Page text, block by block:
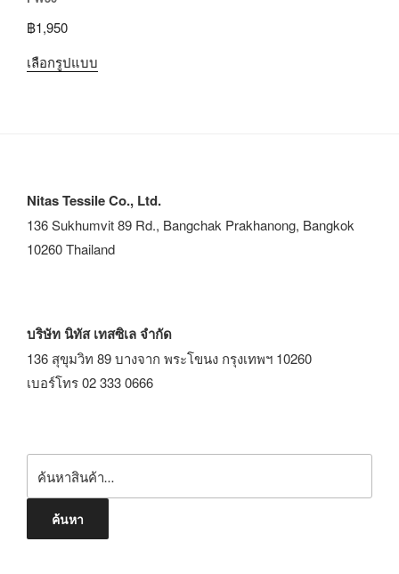
฿1,950
เลือกรูปแบบ
Nitas Tessile Co., Ltd.
136 Sukhumvit 89 Rd., Bangchak Prakhanong, Bangkok
10260 Thailand
บริษัท นิทัส เทสซิเล จำกัด
136 สุขุมวิท 89 บางจาก พระโขนง กรุงเทพฯ 10260
เบอร์โทร 02 333 0666
ค้นหา